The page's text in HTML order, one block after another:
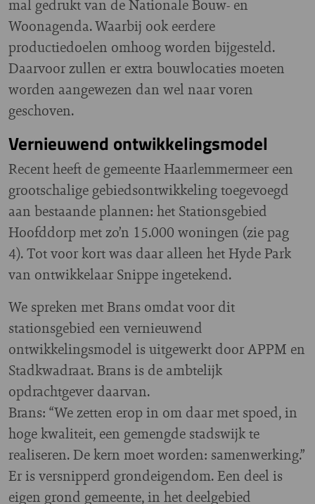
mal gedrukt van de Nationale Bouw- en
Woonagenda. Waarbij ook eerdere
productiedoelen omhoog worden bijgesteld.
Daarvoor zullen er extra bouwlocaties moeten
worden aangewezen dan wel naar voren
geschoven.
Vernieuwend ontwikkelingsmodel
Recent heeft de gemeente Haarlemmermeer een
grootschalige gebiedsontwikkeling toegevoegd
aan bestaande plannen: het Stationsgebied
Hoofddorp met zo’n 15.000 woningen (zie pag
4). Tot voor kort was daar alleen het Hyde Park
van ontwikkelaar Snippe ingetekend.
We spreken met Brans omdat voor dit
stationsgebied een vernieuwend
ontwikkelingsmodel is uitgewerkt door APPM en
Stadkwadraat. Brans is de ambtelijk
opdrachtgever daarvan.
Brans: “We zetten erop in om daar met spoed, in
hoge kwaliteit, een gemengde stadswijk te
realiseren. De kern moet worden: samenwerking.”
Er is versnipperd grondeigendom. Een deel is
eigen grond gemeente, in het deelgebied